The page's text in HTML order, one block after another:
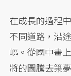
在成長的過程
不同道路，沿
嶇。從國中畫
將的圖騰去築